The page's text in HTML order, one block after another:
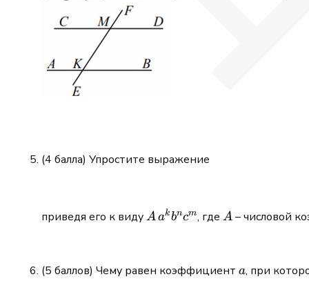
(4 балла) Упростите выражение
приведя его к видуA\,a^k
Aakbncm, гдеA
A – числовой
(5 баллов) Чему равен коэффициент a
a, при